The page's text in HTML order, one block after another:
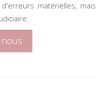
matérielles, mais